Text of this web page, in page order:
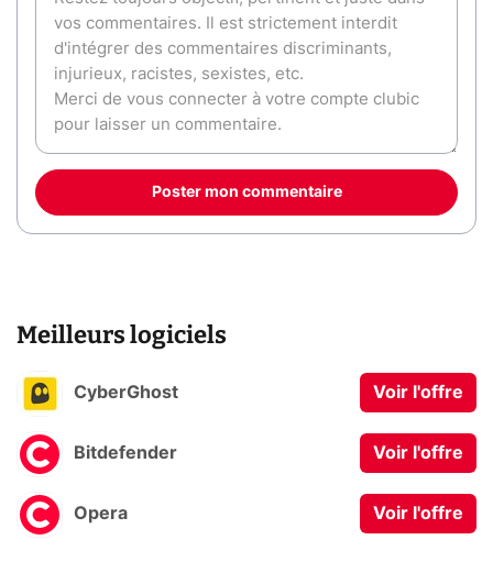
Poster mon commentaire
Meilleurs logiciels
CyberGhost Voir l'offre
Bitdefender Voir l'offre
Opera Voir l'offre